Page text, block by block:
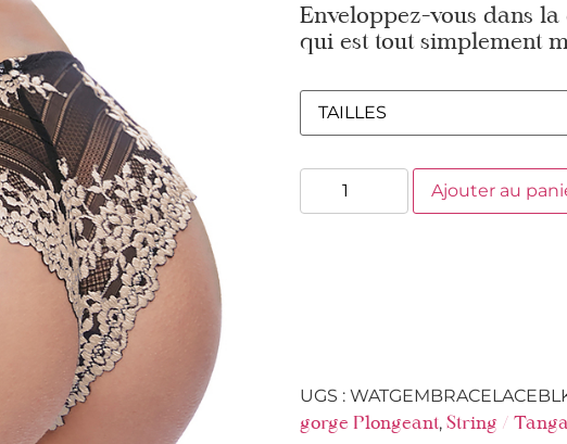
Enveloppez-vous dans
qui est tout simplement
Ajouter au
UGS :
gorge Plongeant, String /